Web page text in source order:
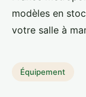
modèles en
votre salle à
Équipement